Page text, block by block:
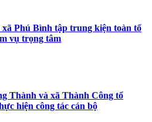
xã Phú Bình tập trung kiện toàn tổ
vụ trọng tâm
Thành và xã Thành Công tổ
hiện công tác cán bộ